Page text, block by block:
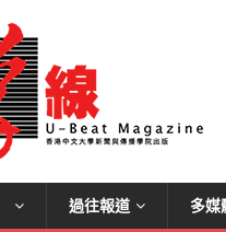
過往報道 多媒